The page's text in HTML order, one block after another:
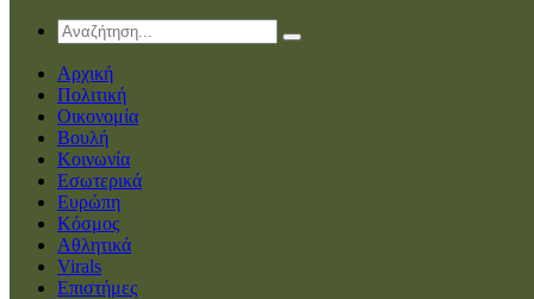
Αρχική
Πολιτική
Οικονομία
Βουλή
Κοινωνία
Εσωτερικά
Ευρώπη
Κόσμος
Αθλητικά
Virals
Επιστήμες